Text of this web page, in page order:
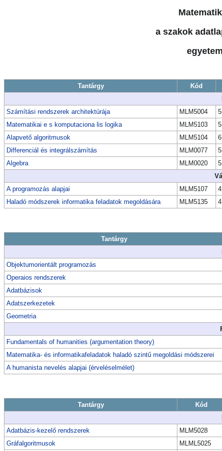
a szakok
Tantárgy Kód
Számítási rendszerek architektúrája
MLM5004
5
Matematikai e s komputaciona lis logika
MLM5103
5
Alapvető algoritmusok
MLM5104
6
Differenciál és integrálszámítás
MLM0077
5
Algebra
MLM0020
5
A programozás alapjai
MLM5107
4
Haladó módszerek informatika feladatok megoldására
MLM5135 4
Tantárgy
Objektumorientált programozás
Operaios rendszerek
Adatbázisok
Adatszerkezetek
Geometria
Fundamentals of humanities (argumentation theory)
Matematika- és informatikafeladatok haladó szintű megoldási módszerei
A humanista nevelés alapjai (érveléselmélet)
Tantárgy
Kód
Adatbázis-kezelő rendszerek
MLM5028
Gráfalgoritmusok
MLML5025